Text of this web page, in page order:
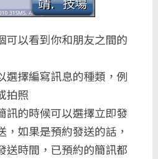
可以看到你和朋友之間的
選擇編寫訊息的種類，例
拍照
訊的時候可以選擇立即發
，如果是預約發送的話，
送時間，已預約的簡訊都